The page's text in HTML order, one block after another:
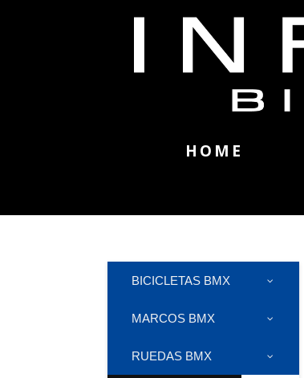
HOME
BICICLETAS BMX
MARCOS BMX
RUEDAS BMX